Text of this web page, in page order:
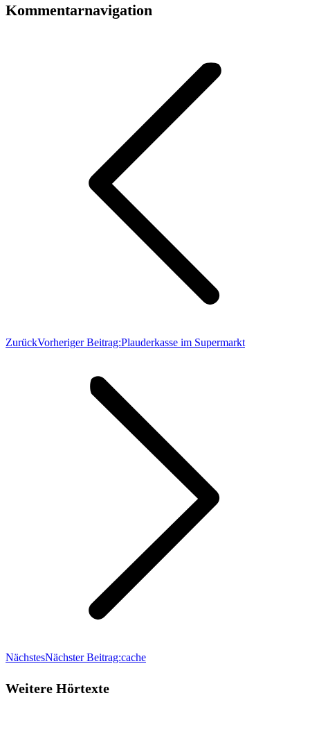
Kommentarnavigation
ZurückVorheriger Beitrag:Plauderkasse im Supermarkt
NächstesNächster Beitrag:cache
Weitere Hörtexte